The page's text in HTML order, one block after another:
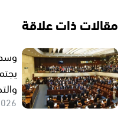
مقالات ذات علاقة